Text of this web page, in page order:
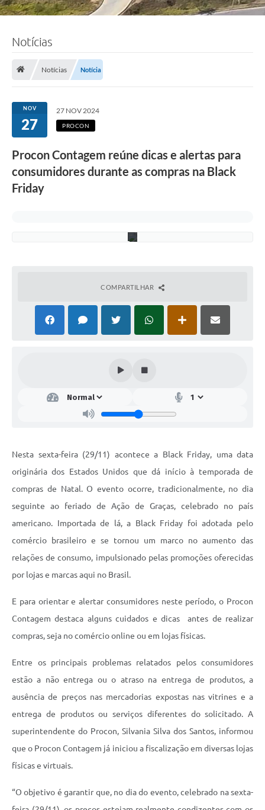
Notícias
Notícias Notícia
NOV
27
27 NOV 2024
PROCON
Procon Contagem reúne dicas e alertas para
consumidores durante as compras na Black
Friday
t
n
C
o
COMPARTILHAR
Nesta sexta-feira (29/11) acontece a Black Friday, uma data
originária dos Estados Unidos que dá início à temporada de
compras de Natal. O evento ocorre, tradicionalmente, no dia
seguinte ao feriado de Ação de Graças, celebrado no país
americano. Importada de lá, a Black Friday foi adotada pelo
comércio brasileiro e se tornou um marco no aumento das
relações de consumo, impulsionado pelas promoções oferecidas
por lojas e marcas aqui no Brasil.
E para orientar e alertar consumidores neste período, o Procon
Contagem destaca alguns cuidados e dicas antes de realizar
compras, seja no comércio online ou em lojas físicas.
Entre os principais problemas relatados pelos consumidores
estão a não entrega ou o atraso na entrega de produtos, a
ausência de preços nas mercadorias expostas nas vitrines e a
entrega de produtos ou serviços diferentes do solicitado. A
superintendente do Procon, Silvania Silva dos Santos, informou
que o Procon Contagem já iniciou a fiscalização em diversas lojas
físicas e virtuais.
“O objetivo é garantir que, no dia do evento, celebrado na sexta-